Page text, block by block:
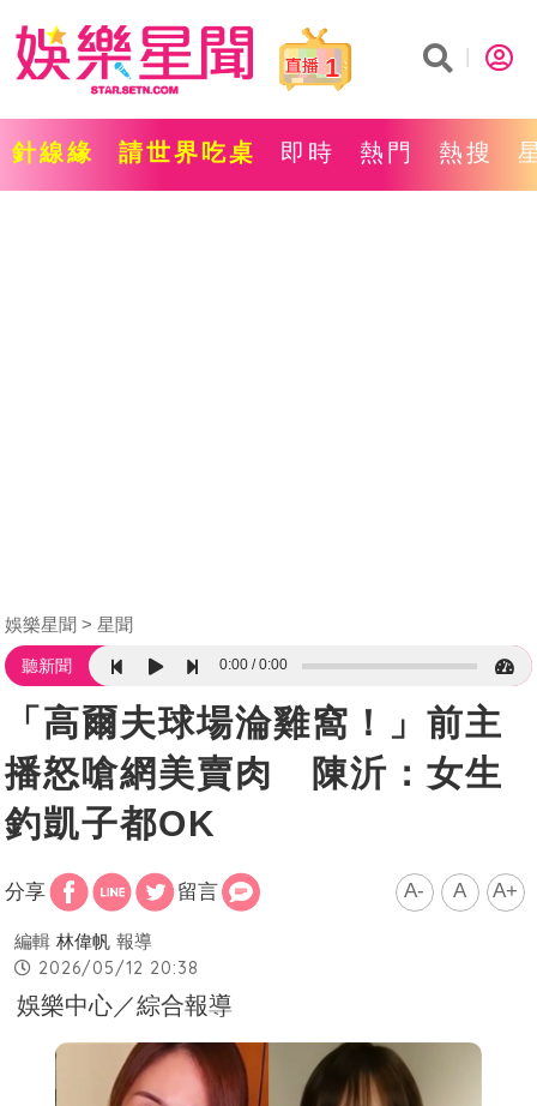
1
針線緣 請世界吃桌 即時 熱門 熱搜
娛樂星聞 星聞
聽新聞 0:00 0:00
「高爾夫球場淪雞窩！」前主
播怒嗆網美賣肉 陳沂：女生
釣凱子都OK
分享 留言 A- A A+
編輯 林偉帆 報導
2026/05/12 20:38
娛樂中心／綜合報導